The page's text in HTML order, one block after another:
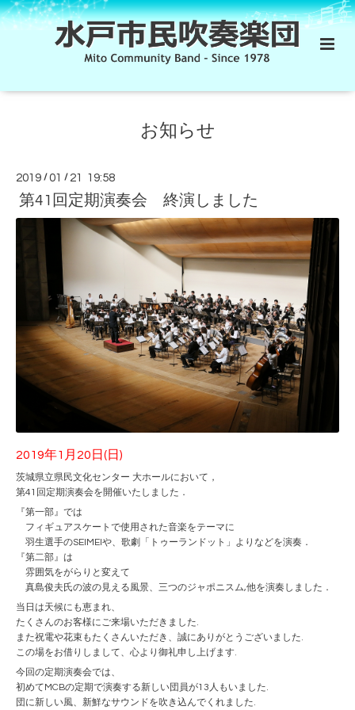
お知らせ
2019 /01 / 21 19:58
第41回定期演奏会 終演しました
2019年1月20日(日)
茨城県立県民文化センター 大ホールにおいて，
第41回定期演奏会を開催いたしました．
『第一部』では
フィギュアスケートで使用された音楽をテーマに
羽生選手のSEIMEIや、歌劇「トゥーランドット」よりなどを演奏．
『第二部』は
雰囲気をがらりと変えて
真島俊夫氏の波の見える風景、三つのジャポニスム,他を演奏しました．
当日は天候にも恵まれ、
たくさんのお客様にご来場いただきました.
また祝電や花束もたくさんいただき、誠にありがとうございました.
この場をお借りしまして、心より御礼申し上げます.
今回の定期演奏会では、
初めてMCBの定期で演奏する新しい団員が13人もいました.
団に新しい風、新鮮なサウンドを吹き込んでくれました.